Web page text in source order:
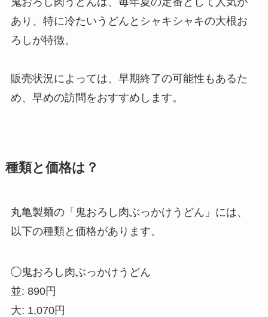
あり、特に冷たいうどんとシャキシャキの大根お
ろしが特徴。
販売状況によっては、早期終了の可能性もあるた
め、早めの訪問をおすすめします。
種類と価格は？
丸亀製麺の「鬼おろし肉ぶっかけうどん」には、
以下の種類と価格があります。
◯鬼おろし肉ぶっかけうどん
並: 890円
大: 1,070円